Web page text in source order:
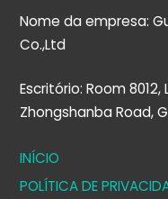
Nome da empresa:
Co.,Ltd
Escritório: Room
Zhongshanba Road,
INÍCIO
POLÍTICA DE